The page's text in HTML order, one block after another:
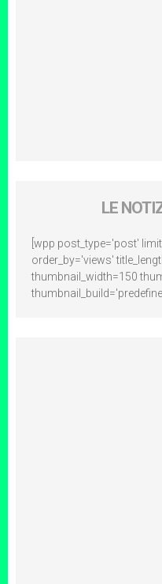
LE
[wpp post_type='post'
order_by='views'
thumbnail_width=150